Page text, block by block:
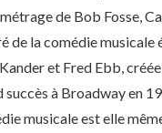
de Bob Fosse,
de la comédie musicale
et Fred Ebb,
succès à Broadway en
musicale est elle